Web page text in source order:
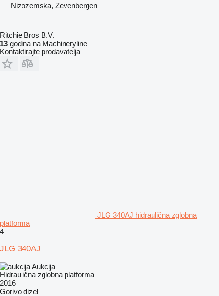
Nizozemska, Zevenbergen
Ritchie Bros B.V.
13 godina na Machineryline
Kontaktirajte prodavatelja
JLG 340AJ hidraulična zglobna
platforma
4
JLG 340AJ
Aukcija
Hidraulična zglobna platforma
2016
Gorivo dizel